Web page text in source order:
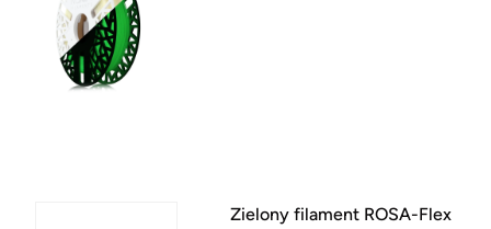
Zielony filament ROSA-Flex